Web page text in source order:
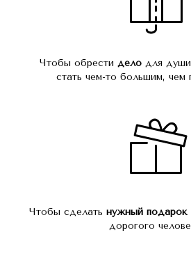
Чтобы обрести делодля
стать чем-то большим, чем
Чтобы сделать нужный подарок
дорогого